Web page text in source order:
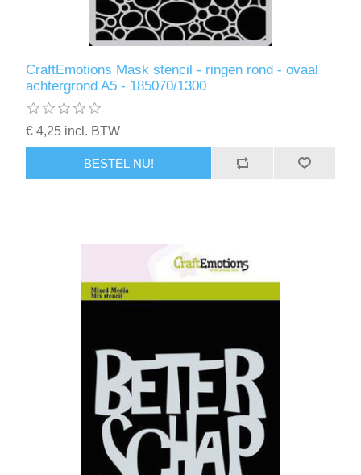
CraftEmotions Mask stencil - ringen rond - ovaal
achtergrond A5 - 185070/1300
€ 4,25 incl. BTW
BESTEL NU!